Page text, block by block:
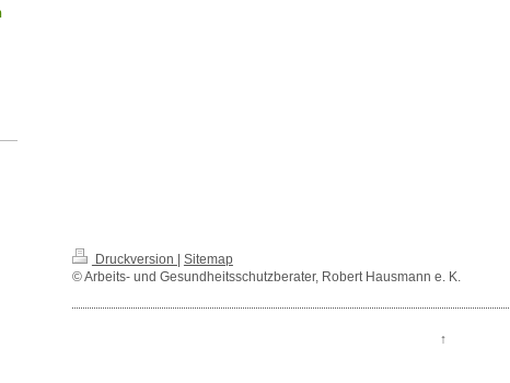
Druckversion | Sitemap
© Arbeits- und Gesundheitsschutzberater, Robert Hausmann e. K.
↑